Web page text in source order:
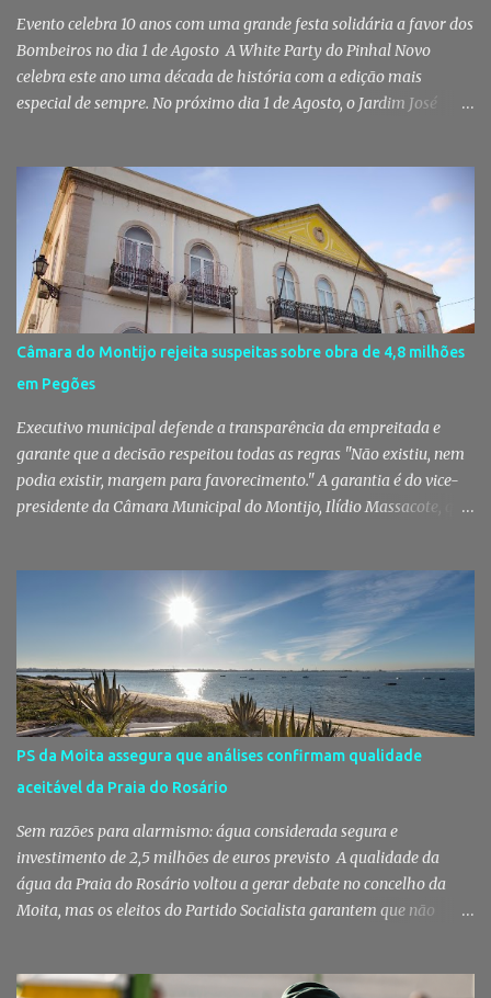
vários indivíduos" durante a ação policial realizada em Pi...
Evento celebra 10 anos com uma grande festa solidária a favor dos
Bombeiros no dia 1 de Agosto A White Party do Pinhal Novo
celebra este ano uma década de história com a edição mais
especial de sempre. No próximo dia 1 de Agosto, o Jardim José
que parte das receitas reverterá para a Associação Humanitária
dos Bombeiros Voluntários do Pinhal Novo, reforçando o espírito
comunitário que sempre distinguiu este evento. O branco é a cor
essencial da festa de 1 de Agosto no Pinhal Novo 10 anos depois da
primeira edição, a White Party continua a ser muito mais do que
uma pista de dança ao ar livre. É um ponto de encontro entre
gerações, um momento de reencontro entre amigos e famílias,
mas também o reflexo daquilo que distingue o Pinhal Novo: a
capacidade de transformar uma ideia simples numa tradição que
mobiliza milhares de pessoas. Todos os anos, quando ch...
Câmara do Montijo rejeita suspeitas sobre obra de 4,8 milhões
em Pegões
Executivo municipal defende a transparência da empreitada e
garante que a decisão respeitou todas as regras "Não existiu, nem
podia existir, margem para favorecimento." A garantia é do vice-
presidente da Câmara Municipal do Montijo, Ilídio Massacote, que
decorreu com total transparência, cumpriu todas as exigências
legais e apenas avançou para ajuste direto depois de três
concursos públicos terem ficado desertos. Município responde às
dúvidas sobre a adjudicação da nova escola A Câmara Municipal
do Montijo veio a público responder às dúvidas levantadas em
torno da adjudicação da construção do futuro Centro Escolar de
Pegões, uma empreitada de cerca de 4,8 milhões de euros que
ganhou destaque após uma notícia publicada pelo Página UM. O
jornal questionou, entre outros aspetos, o recurso ao ajuste direto
e a escolha da empresa adjudicatária, uma socied...
PS da Moita assegura que análises confirmam qualidade
aceitável da Praia do Rosário
Sem razões para alarmismo: água considerada segura e
investimento de 2,5 milhões de euros previsto A qualidade da
água da Praia do Rosário voltou a gerar debate no concelho da
Moita, mas os eleitos do Partido Socialista garantem que não
classificação de "Qualidade Aceitável", - posição validada pela a